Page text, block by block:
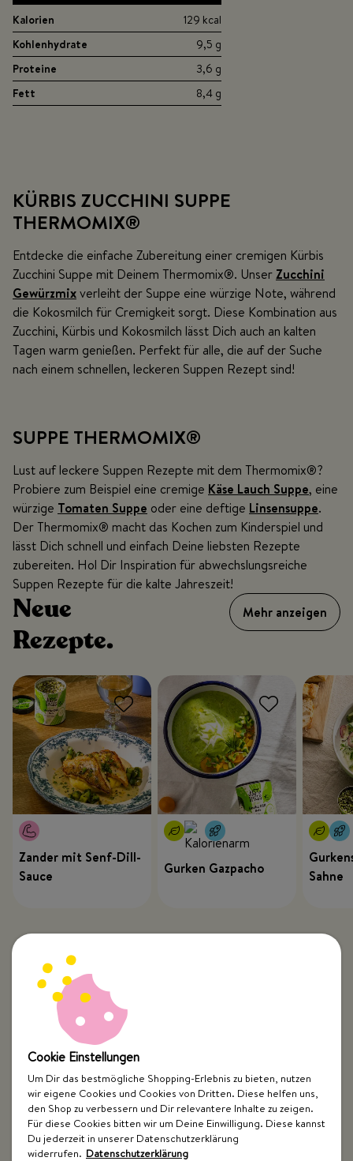
Kalorien
129 kcal
Kohlenhydrate
9,5 g
Proteine
3,6 g
Fett
8,4 g
KÜRBIS ZUCCHINI SUPPE
THERMOMIX®
Entdecke die einfache Zubereitung einer cremigen Kürbis
Zucchini Suppe mit Deinem Thermomix®. UnserZucchini
Gewürzmixverleiht der Suppe eine würzige Note, während
die Kokosmilch für Cremigkeit sorgt. Diese Kombination aus
Zucchini, Kürbis und Kokosmilch lässt Dich auch an kalten
Tagen warm genießen. Perfekt für alle, die auf der Suche
nach einem schnellen, leckeren Suppen Rezept sind!
SUPPE THERMOMIX®
Lust auf leckere Suppen Rezepte mit dem Thermomix®?
Probiere zum Beispiel eine cremige Käse Lauch Suppe, eine
würzige Tomaten Suppe oder eine deftige Linsensuppe.
Der Thermomix® macht das Kochen zum Kinderspiel und
lässt Dich schnell und einfach Deine liebsten Rezepte
zubereiten. Hol Dir Inspiration für abwechslungsreiche
Suppen Rezepte für die kalte Jahreszeit!
Neue
Rezepte.
Mehr anzeigen
Zander mit Senf-Dill-
Sauce
Gurken Gazpacho
Sahne
Top Kategorien
Just Spices
Cookie Einstellungen
Um Dir das bestmögliche Shopping-Erlebnis zu bieten, nutzen
wir eigene Cookies und Cookies von Dritten. Diese helfen uns,
den Shop zu verbessern und Dir relevantere Inhalte zu zeigen.
Für diese Cookies bitten wir um Deine Einwilligung. Diese kannst
Du jederzeit in unserer Datenschutzerklärung
widerrufen. Datenschutzerklärung